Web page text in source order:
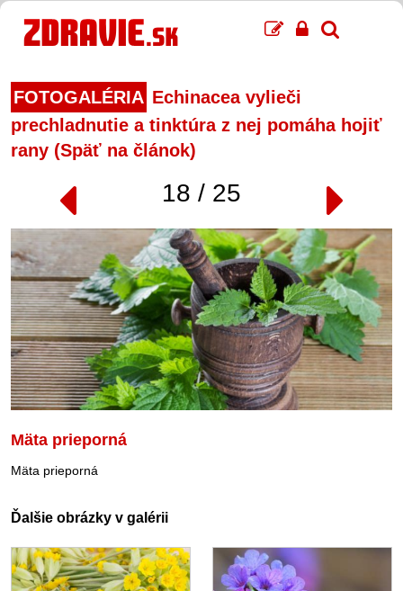
FOTOGALÉRIA Echinacea vylieči
prechladnutie a tinktúra z nej pomáha hojiť
rany (Späť na článok)
18 / 25
Mäta prieporná
Mäta prieporná
Ďalšie obrázky v galérii